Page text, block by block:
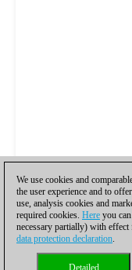
We use cookies and
the user experience and to
use, analysis cookies and
required cookies. Here you
necessary partially) with
data protection declaration.
Detailed